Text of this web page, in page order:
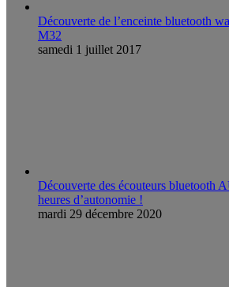
Découverte de l’enceinte bluetooth
M32
samedi 1 juillet 2017
Découverte des écouteurs bluetooth
heures d’autonomie !
mardi 29 décembre 2020